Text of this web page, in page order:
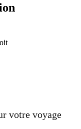
votre voyage